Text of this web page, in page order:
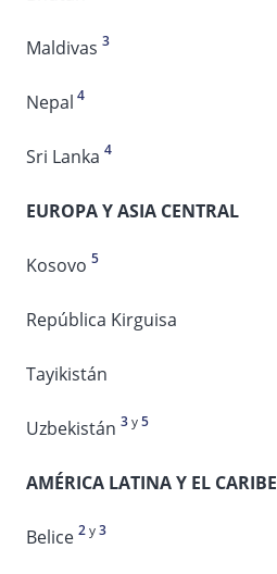
Maldivas 3
Nepal 4
Sri Lanka 4
EUROPA Y ASIA CENTRAL
Kosovo 5
República Kirguisa
Tayikistán
Uzbekistán 3y5
AMÉRICA LATINA Y EL CARIBE
Belice 2y3